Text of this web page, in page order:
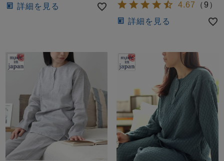
羽織・バスロ
ガールズ半袖 ワンピース
詳細を見る 4.67 （ 9 ）
詳細を見る